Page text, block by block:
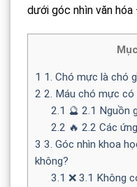
dưới góc nhìn văn
1 1. Chó mực là chó
2 2. Máu chó mực
2.1 🔮 2.1 Nguồn
2.2 🔥 2.2 Các
3 3. Góc nhìn khoa
không?
3.1 ❌ 3.1 Không